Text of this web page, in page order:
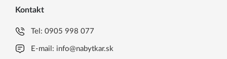
Kontakt
Tel:0905 998 077
E-mail: info@nabytkar.sk